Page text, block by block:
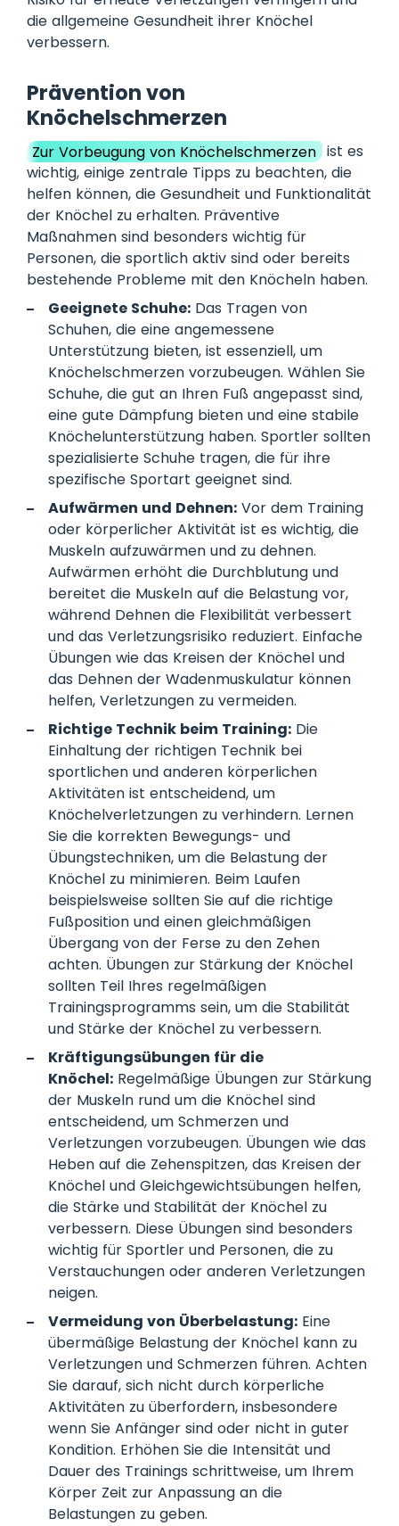
die allgemeine Gesundheit ihrer Knöchel
verbessern.
Prävention von
Knöchelschmerzen
Zur Vorbeugung von Knöchelschmerzen ist es
wichtig, einige zentrale Tipps zu beachten, die
helfen können, die Gesundheit und Funktionalität
der Knöchel zu erhalten. Präventive
Maßnahmen sind besonders wichtig für
Personen, die sportlich aktiv sind oder bereits
bestehende Probleme mit den Knöcheln haben.
Geeignete Schuhe: Das Tragen von
Schuhen, die eine angemessene
Unterstützung bieten, ist essenziell, um
Knöchelschmerzen vorzubeugen. Wählen Sie
Schuhe, die gut an Ihren Fuß angepasst sind,
eine gute Dämpfung bieten und eine stabile
Knöchelunterstützung haben. Sportler sollten
spezialisierte Schuhe tragen, die für ihre
spezifische Sportart geeignet sind.
Aufwärmen und Dehnen: Vor dem Training
oder körperlicher Aktivität ist es wichtig, die
Muskeln aufzuwärmen und zu dehnen.
Aufwärmen erhöht die Durchblutung und
bereitet die Muskeln auf die Belastung vor,
während Dehnen die Flexibilität verbessert
und das Verletzungsrisiko reduziert. Einfache
Übungen wie das Kreisen der Knöchel und
das Dehnen der Wadenmuskulatur können
helfen, Verletzungen zu vermeiden.
Richtige Technik beim Training: Die
Einhaltung der richtigen Technik bei
sportlichen und anderen körperlichen
Aktivitäten ist entscheidend, um
Knöchelverletzungen zu verhindern. Lernen
Sie die korrekten Bewegungs- und
Übungstechniken, um die Belastung der
Knöchel zu minimieren. Beim Laufen
beispielsweise sollten Sie auf die richtige
Fußposition und einen gleichmäßigen
Übergang von der Ferse zu den Zehen
achten. Übungen zur Stärkung der Knöchel
sollten Teil Ihres regelmäßigen
Trainingsprogramms sein, um die Stabilität
und Stärke der Knöchel zu verbessern.
Kräftigungsübungen für die
Knöchel: Regelmäßige Übungen zur Stärkung
der Muskeln rund um die Knöchel sind
entscheidend, um Schmerzen und
Verletzungen vorzubeugen. Übungen wie das
Heben auf die Zehenspitzen, das Kreisen der
Knöchel und Gleichgewichtsübungen helfen,
die Stärke und Stabilität der Knöchel zu
verbessern. Diese Übungen sind besonders
wichtig für Sportler und Personen, die zu
Verstauchungen oder anderen Verletzungen
neigen.
Vermeidung von Überbelastung: Eine
übermäßige Belastung der Knöchel kann zu
Verletzungen und Schmerzen führen. Achten
Sie darauf, sich nicht durch körperliche
Aktivitäten zu überfordern, insbesondere
wenn Sie Anfänger sind oder nicht in guter
Kondition. Erhöhen Sie die Intensität und
Dauer des Trainings schrittweise, um Ihrem
Körper Zeit zur Anpassung an die
Belastungen zu geben.